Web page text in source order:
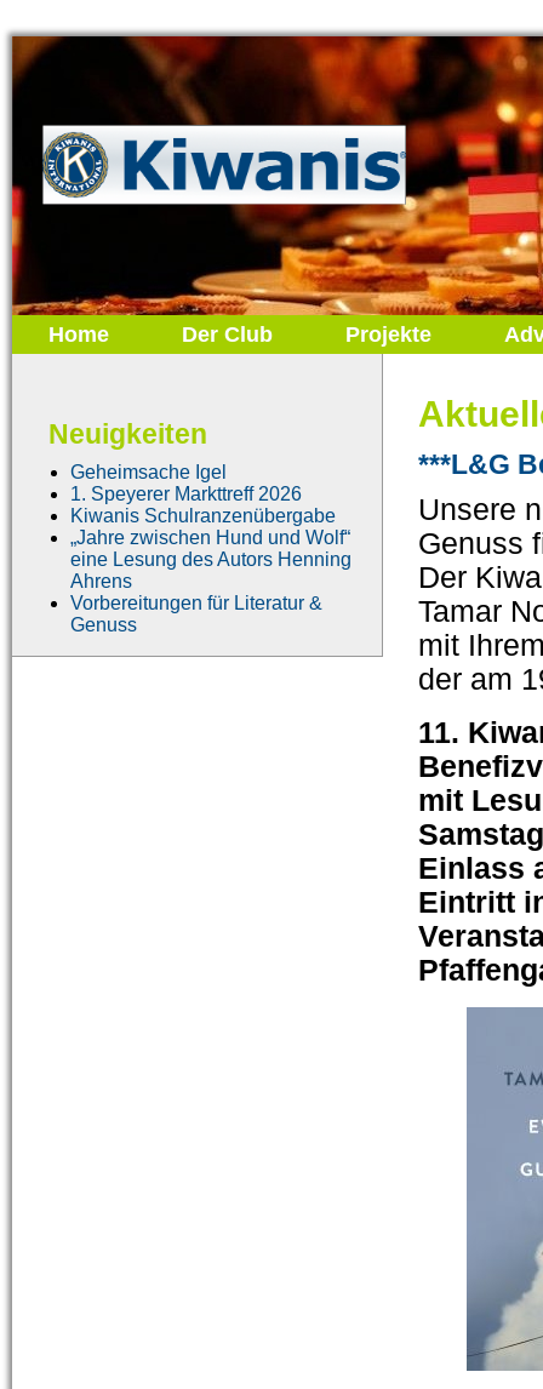
Home Der Club Projekte
Neuigkeiten
Geheimsache Igel
1. Speyerer Markttreff 2026
Kiwanis Schulranzenübergabe
„Jahre zwischen Hund und Wolf“
eine Lesung des Autors Henning
Ahrens
Vorbereitungen für Literatur &
Genuss
***L&G
Unsere
Genuss
Der
Tamar
mit
der am
11.
mit
Einlass
Eintritt